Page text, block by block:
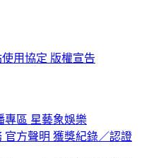
用協定 版權宣告
專區 星藝象娛樂
官方聲明 獲獎紀錄／認證